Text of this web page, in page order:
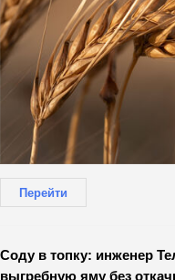
Перейти
Соду в топку: инженер
выгребную яму без